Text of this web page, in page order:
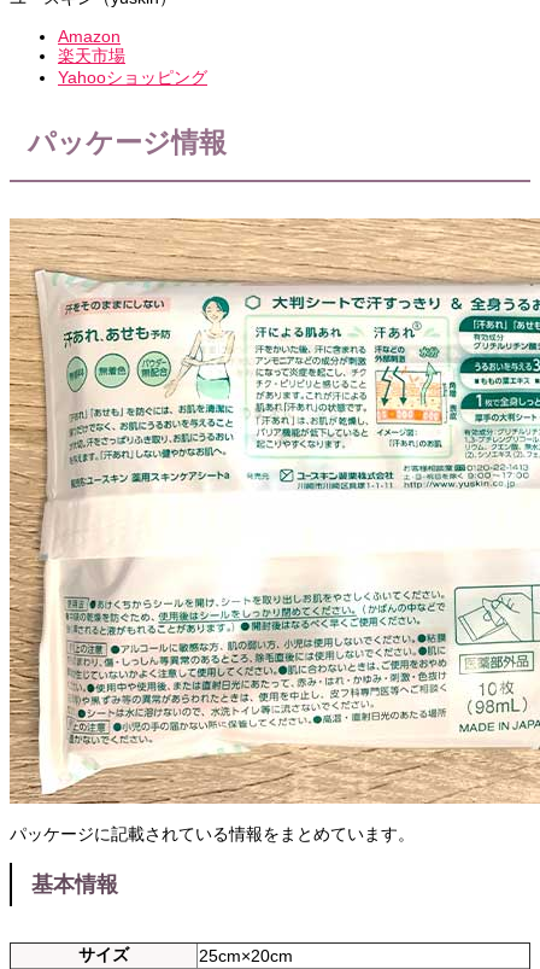
Amazon
楽天市場
Yahooショッピング
パッケージ情報
パッケージに記載されている情報をまとめています。
基本情報
サイズ
25cm×20cm